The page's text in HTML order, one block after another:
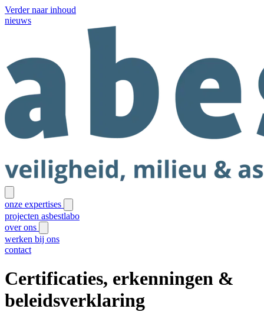
Verder naar inhoud
nieuws
onze expertises
projecten asbestlabo
over ons
werken bij ons
contact
Certificaties, erkenningen &
beleidsverklaring